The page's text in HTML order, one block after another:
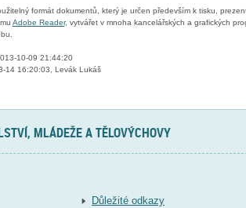
formát dokumentů, který je určen především k tisku,
Adobe Reader, vytvářet v mnoha kancelářských a grafických
10-09 21:44:20
14 16:20:03, Levák Lukáš
MLÁDEŽE A TĚLOVÝCHOVY
Důležité odkazy